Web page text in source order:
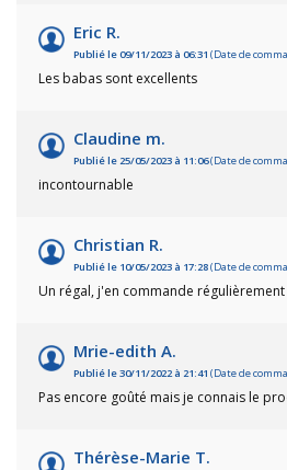
Eric R.
Publié le 09/11/2023 à 06:31 (Date de
Les babas sont excellents
Claudine m.
Publié le 25/05/2023 à 11:06(Date de
incontournable
Christian R.
Publié le 10/05/2023 à 17:28(Date de
Un régal, j'en commande régulièrement
Mrie-edith A.
Publié le 30/11/2022 à 21:41 (Date de
Pas encore goûté mais je connais le
Thérèse-Marie T.